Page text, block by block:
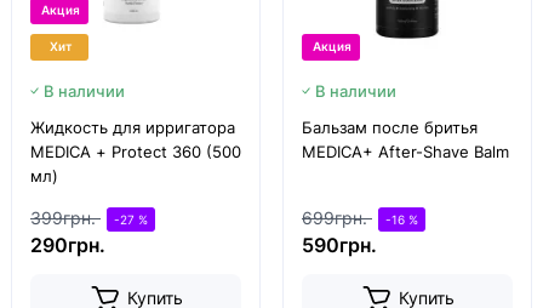
Акция
Хит
В наличии
Жидкость для ирригатора
MEDICA + Protect 360 (500
мл)
399грн. -27 %
290грн.
Купить
Акция
В наличии
Бальзам после бритья
MEDICA+ After-Shave Balm
699грн. -16 %
590грн.
Купить